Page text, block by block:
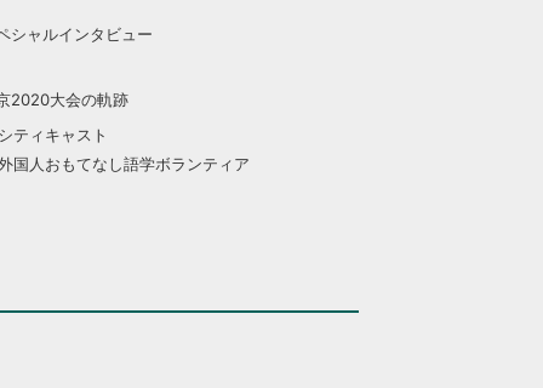
シャルインタビュー
2020大会の軌跡
シティキャスト
国人おもてなし語学ボランティア